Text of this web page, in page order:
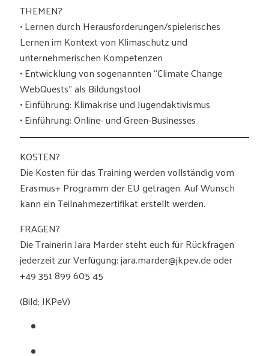
THEMEN?
• Lernen durch Herausforderungen/spielerisches
Lernen im Kontext von Klimaschutz und
unternehmerischen Kompetenzen
• Entwicklung von sogenannten “Climate Change
WebQuests” als Bildungstool
• Einführung: Klimakrise und Jugendaktivismus
• Einführung: Online- und Green-Businesses
KOSTEN?
Die Kosten für das Training werden vollständig vom
Erasmus+ Programm der EU getragen. Auf Wunsch
kann ein Teilnahmezertifikat erstellt werden.
FRAGEN?
Die Trainerin Jara Marder steht euch für Rückfragen
jederzeit zur Verfügung: jara.marder@jkpev.de oder
+49 351 899 605 45
(Bild: JKPeV)